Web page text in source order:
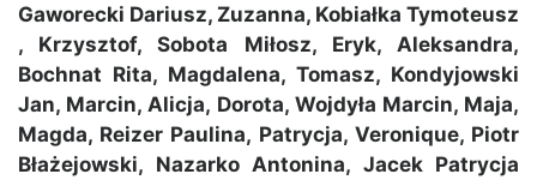
Gaworecki Dariusz, Zuzanna, Kobiałka Tymoteusz
, Krzysztof, Sobota Miłosz, Eryk, Aleksandra,
Bochnat Rita, Magdalena, Tomasz, Kondyjowski
Jan, Marcin, Alicja, Dorota, Wojdyła Marcin, Maja,
Magda, Reizer Paulina, Patrycja, Veronique, Piotr
Błażejowski, Nazarko Antonina, Jacek Patrycja